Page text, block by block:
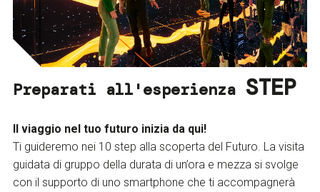
Preparati all'esperienza STEP
Il viaggio nel tuo futuro inizia da qui!
Ti guideremo nei 10 step alla scoperta del Futuro. La visita
guidata di gruppo della durata di un’ora e mezza si svolge
con il supporto di uno smartphone che ti accompagnerà